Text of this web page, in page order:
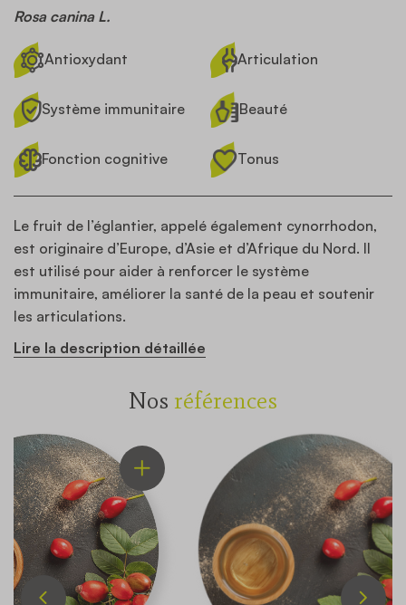
Rosa canina L.
Antioxydant Articulation
Système immunitaire Beauté
Fonction cognitive Tonus
Le fruit de l’églantier, appelé également cynorrhodon,
est originaire d’Europe, d’Asie et d’Afrique du Nord. Il
est utilisé pour aider à renforcer le système
immunitaire, améliorer la santé de la peau et soutenir
les articulations.
Lire la description détaillée
Nos références